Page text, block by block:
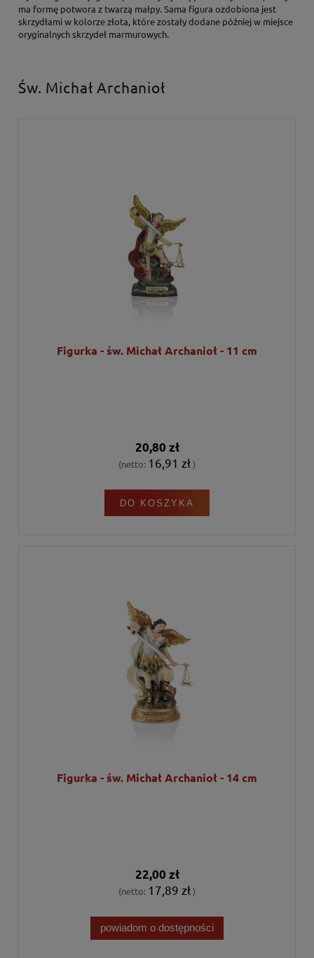
ma formę potwora z twarzą małpy. Sama figura ozdobiona jest
skrzydłami w kolorze złota, które zostały dodane później w miejsce
oryginalnych skrzydeł marmurowych.
Św. Michał Archanioł
Figurka - św. Michał Archanioł - 11 cm
20,80 zł
(netto: 16,91 zł)
DO KOSZYKA
Figurka - św. Michał Archanioł - 14 cm
22,00 zł
(netto: 17,89 zł)
powiadom o dostępności